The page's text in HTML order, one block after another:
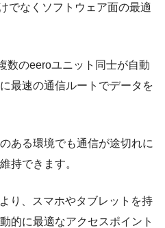
でなくソフトウェア面の最適
数のeeroユニット同士が自動
最速の通信ルートでデータを
ある環境でも通信が途切れに
持できます。
り、スマホやタブレットを持
的に最適なアクセスポイント